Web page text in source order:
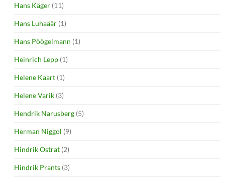
Hans Käger (11)
Hans Luhaäär (1)
Hans Pöögelmann (1)
Heinrich Lepp (1)
Helene Kaart (1)
Helene Varik (3)
Hendrik Narusberg (5)
Herman Niggol (9)
Hindrik Ostrat (2)
Hindrik Prants (3)